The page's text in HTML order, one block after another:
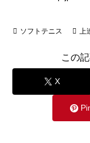
ソフトテニス
この
X